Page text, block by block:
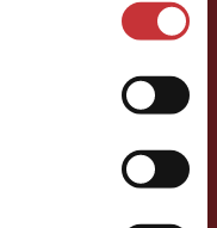
Vårdvetenskap